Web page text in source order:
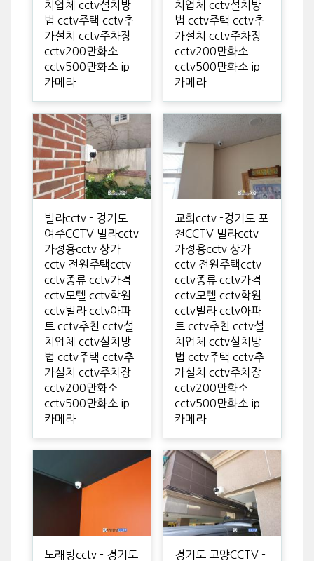
치업체 cctv설치방
법 cctv주택 cctv추
가설치 cctv주차장
cctv200만화소
cctv500만화소 ip
카메라
치업체 cctv설치방
법 cctv주택 cctv추
가설치 cctv주차장
cctv200만화소
cctv500만화소 ip
카메라
빌라cctv - 경기도
여주CCTV 빌라cctv
가정용cctv 상가
cctv 전원주택cctv
cctv종류 cctv가격
cctv모텔 cctv학원
cctv빌라 cctv아파
트 cctv추천 cctv설
치업체 cctv설치방
법 cctv주택 cctv추
가설치 cctv주차장
cctv200만화소
cctv500만화소 ip
카메라
교회cctv -경기도 포
천CCTV 빌라cctv
가정용cctv 상가
cctv 전원주택cctv
cctv종류 cctv가격
cctv모텔 cctv학원
cctv빌라 cctv아파
트 cctv추천 cctv설
치업체 cctv설치방
법 cctv주택 cctv추
가설치 cctv주차장
cctv200만화소
cctv500만화소 ip
카메라
노래방cctv - 경기도
경기도 고양CCTV -